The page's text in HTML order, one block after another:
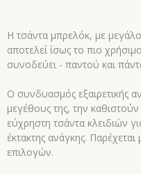
Η τσάντα μπρελόκ, με
αποτελεί ίσως το πιο
συνοδεύει - παντού και
Ο συνδυασμός εξαιρετικής
μεγέθους της, την καθιστούν
εύχρηστη τσάντα κλειδιών
έκτακτης ανάγκης.
επιλογών.